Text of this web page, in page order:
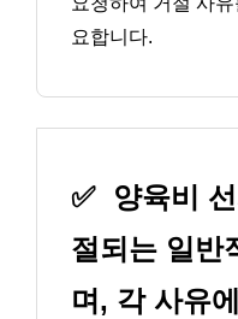
요합니다.
✅
양육비
절되는 일반
며, 각 사유